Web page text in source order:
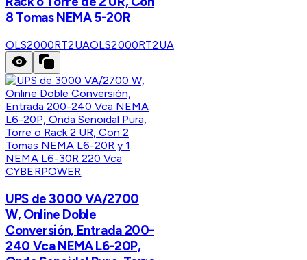
8 Tomas NEMA 5-20R
OLS2000RT2UAOLS2000RT2UA
CYBERPOWER
UPS de 3000 VA/2700
W, Online Doble
Conversión, Entrada 200-
240 Vca NEMA L6-20P,